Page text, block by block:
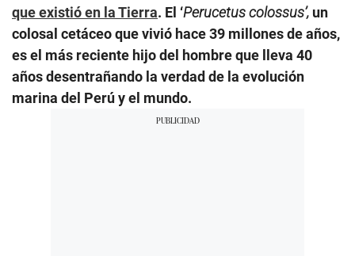
que existió en la Tierra. El ‘Perucetus colossus’, un
colosal cetáceo que vivió hace 39 millones de años,
es el más reciente hijo del hombre que lleva 40
años desentrañando la verdad de la evolución
marina del Perú y el mundo.